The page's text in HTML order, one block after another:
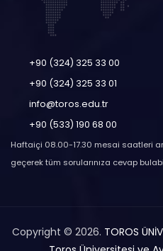
+90 (324) 325 33 00
+90 (324) 325 33 01
info@toros.edu.tr
+90 (533) 190 68 00
Haftaiçi 08.00-17.30 mesai saatleri
geçerek tüm sorularınıza cevap
Copyright © 2026. TOROS